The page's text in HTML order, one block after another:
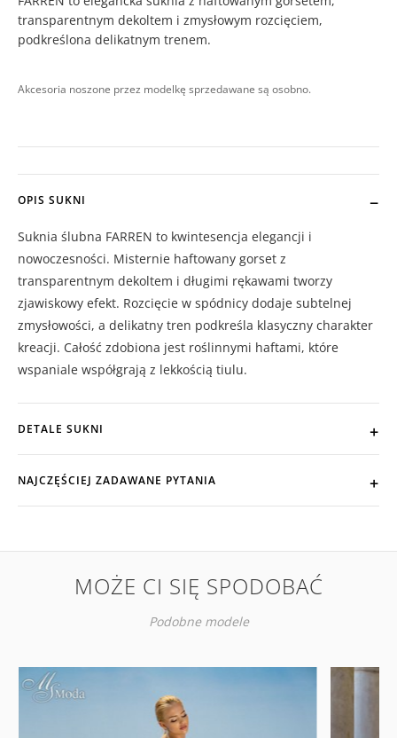
transparentnym dekoltem i zmysłowym rozcięciem,
podkreślona delikatnym trenem.
Akcesoria noszone przez modelkę sprzedawane są osobno.
OPIS SUKNI
Suknia ślubna FARREN to kwintesencja elegancji i
nowoczesności. Misternie haftowany gorset z
transparentnym dekoltem i długimi rękawami tworzy
zjawiskowy efekt. Rozcięcie w spódnicy dodaje subtelnej
zmysłowości, a delikatny tren podkreśla klasyczny charakter
kreacji. Całość zdobiona jest roślinnymi haftami, które
wspaniale współgrają z lekkością tiulu.
DETALE SUKNI
NAJCZĘŚCIEJ ZADAWANE PYTANIA
MOŻE CI SIĘ SPODOBAĆ
Podobne modele